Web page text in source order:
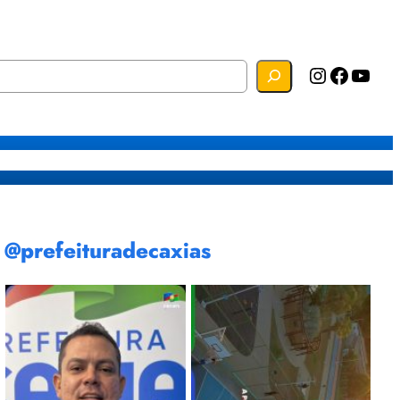
Instagram Facebook YouTube
@prefeituradecaxias